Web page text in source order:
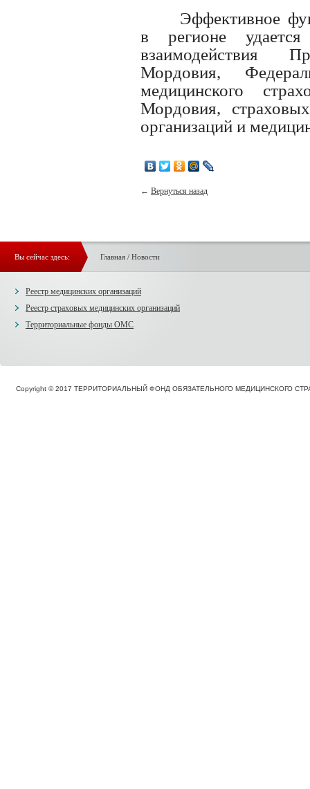
Эффективное
в регионе удается
взаимодействия
Мордовия,
медицинского
Мордовия,
организаций и
← Вернуться назад
Вы сейчас здесь: Главная/ Новости
Реестр медицинских организаций
Реестр страховых медицинских организаций
Территориальные фонды ОМС
Copyright © 2017 ТЕРРИТОРИАЛЬНЫЙ ФОНД ОБЯЗАТЕЛЬНОГО МЕДИЦИНСКОГО